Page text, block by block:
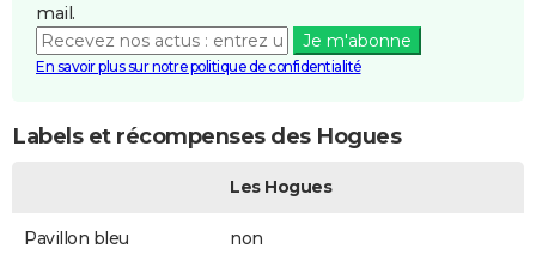
mail.
Je m'abonne
En savoir plus sur notre politique de confidentialité
Labels et récompenses des Hogues
Les Hogues
Pavillon bleu non